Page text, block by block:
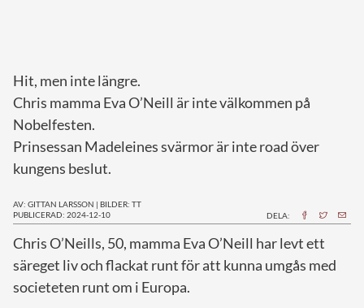
Hit, men inte längre.
Chris mamma Eva O’Neill är inte välkommen på
Nobelfesten.
Prinsessan Madeleines svärmor är inte road över
kungens beslut.
AV: GITTAN LARSSON | BILDER: TT
PUBLICERAD: 2024-12-10
DELA:
Chris O’Neills, 50, mamma Eva O’Neill har levt ett
säreget liv och flackat runt för att kunna umgås med
societeten runt om i Europa.